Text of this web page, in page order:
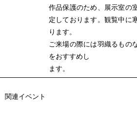
作品保護のため、展示室の
定しております。観覧中に
ります。
ご来場の際には羽織るもの
をおすすめし
ます。
関連イベント